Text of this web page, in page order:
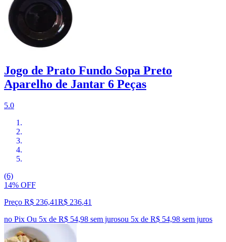
Jogo de Prato Fundo Sopa Preto
Aparelho de Jantar 6 Peças
5.0
(6)
14% OFF
Preço R$ 236,41R$ 236,41
no Pix Ou 5x de R$ 54,98 sem jurosou 5x de R$ 54,98 sem juros